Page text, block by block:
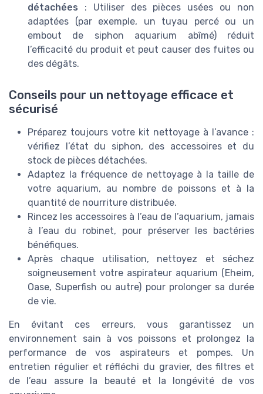
détachées : Utiliser des pièces usées ou non
adaptées (par exemple, un tuyau percé ou un
embout de siphon aquarium abîmé) réduit
l’efficacité du produit et peut causer des fuites ou
des dégâts.
Conseils pour un nettoyage efficace et
sécurisé
Préparez toujours votre kit nettoyage à l’avance :
vérifiez l’état du siphon, des accessoires et du
stock de pièces détachées.
Adaptez la fréquence de nettoyage à la taille de
votre aquarium, au nombre de poissons et à la
quantité de nourriture distribuée.
Rincez les accessoires à l’eau de l’aquarium, jamais
à l’eau du robinet, pour préserver les bactéries
bénéfiques.
Après chaque utilisation, nettoyez et séchez
soigneusement votre aspirateur aquarium (Eheim,
Oase, Superfish ou autre) pour prolonger sa durée
de vie.
En évitant ces erreurs, vous garantissez un
environnement sain à vos poissons et prolongez la
performance de vos aspirateurs et pompes. Un
entretien régulier et réfléchi du gravier, des filtres et
de l’eau assure la beauté et la longévité de vos